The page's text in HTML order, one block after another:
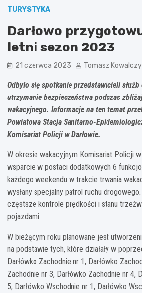
TURYSTYKA
Darłowo
letni sezon 2023
21 czerwca 2023 Tomasz
Odbyło się spotkanie przedstawicieli
utrzymanie bezpieczeństwa podczas
wakacyjnego. Informacje na ten temat
Powiatowa Stacja Sanitarno-
Komisariat Policji w Darłowie.
W okresie wakacyjnym Komisariat Policji w
wsparcie w postaci dodatkowych 6
każdego weekendu w trakcie trwania
wysłany specjalny patrol ruchu
częstsze kontrole prędkości i stanu
pojazdami.
W bieżącym roku planowane jest
na podstawie tych, które działały w
Darłówko Zachodnie nr 1, Darłówko
Zachodnie nr 3, Darłówko Zachodnie nr 4,
5, Darłówko Wschodnie nr 1, Darłówko